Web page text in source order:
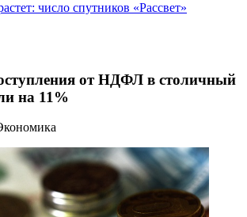
число спутников «Рассвет»
от НДФЛ в столичный
на 11%